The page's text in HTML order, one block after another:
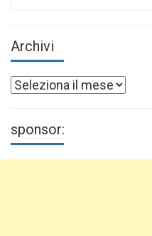
Archivi
Archivi
sponsor: